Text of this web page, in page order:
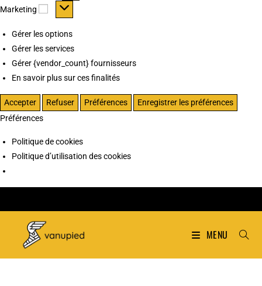
Marketing Marketing
Gérer les options
Gérer les services
Gérer {vendor_count} fournisseurs
En savoir plus sur ces finalités
Accepter Refuser Préférences
Enregistrer les préférences
Préférences
Politique de cookies
Politique d’utilisation des cookies
MENU